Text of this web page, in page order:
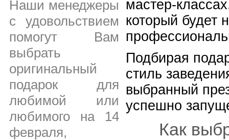
Наши менеджеры
с удовольствием
помогут Вам
выбрать
оригинальный
подарок для
любимой или
любимого на 14
февраля,
мастер-
который будет
Подбирая
стиль
выбранный
успешно
Как